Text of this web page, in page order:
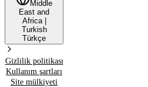
Middle
East and
Africa|
Turkish
Türkçe
Gizlilik politikası
Kullanım şartları
Site mülkiyeti